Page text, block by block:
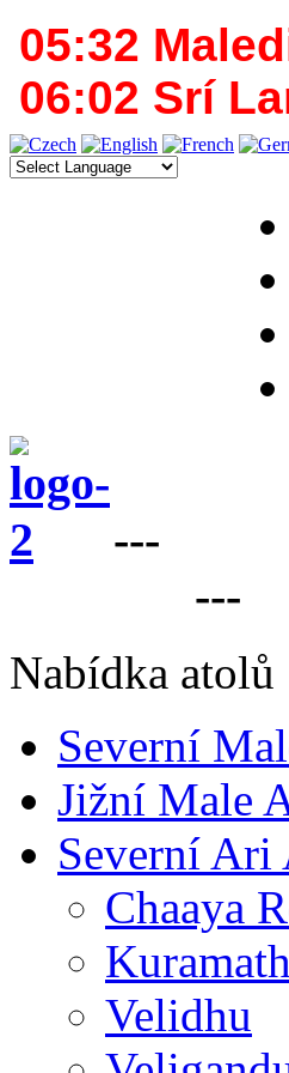
05:32
06:02 Srí
---
---
Nabídka atolů
Severní
Jižní Male
Severní Ari
Chaaya
Velidhu